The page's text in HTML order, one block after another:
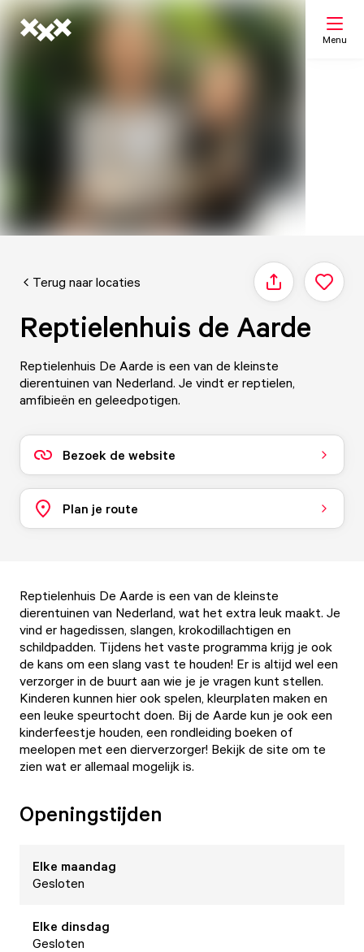
Menu
Terug naar locaties Delen
Reptielenhuis de Aarde
Reptielenhuis De Aarde is een van de kleinste
dierentuinen van Nederland. Je vindt er reptielen,
amfibieën en geleedpotigen.
Bezoek de website
Plan je route
Reptielenhuis De Aarde is een van de kleinste
dierentuinen van Nederland, wat het extra leuk maakt. Je
vind er hagedissen, slangen, krokodillachtigen en
schildpadden. Tijdens het vaste programma krijg je ook
de kans om een slang vast te houden! Er is altijd wel een
verzorger in de buurt aan wie je je vragen kunt stellen.
Kinderen kunnen hier ook spelen, kleurplaten maken en
een leuke speurtocht doen. Bij de Aarde kun je ook een
kinderfeestje houden, een rondleiding boeken of
meelopen met een dierverzorger! Bekijk de site om te
zien wat er allemaal mogelijk is.
Openingstijden
Elke maandag
Gesloten
Elke dinsdag
Gesloten